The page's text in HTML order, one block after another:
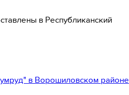
в Республиканский
в Ворошиловском районе